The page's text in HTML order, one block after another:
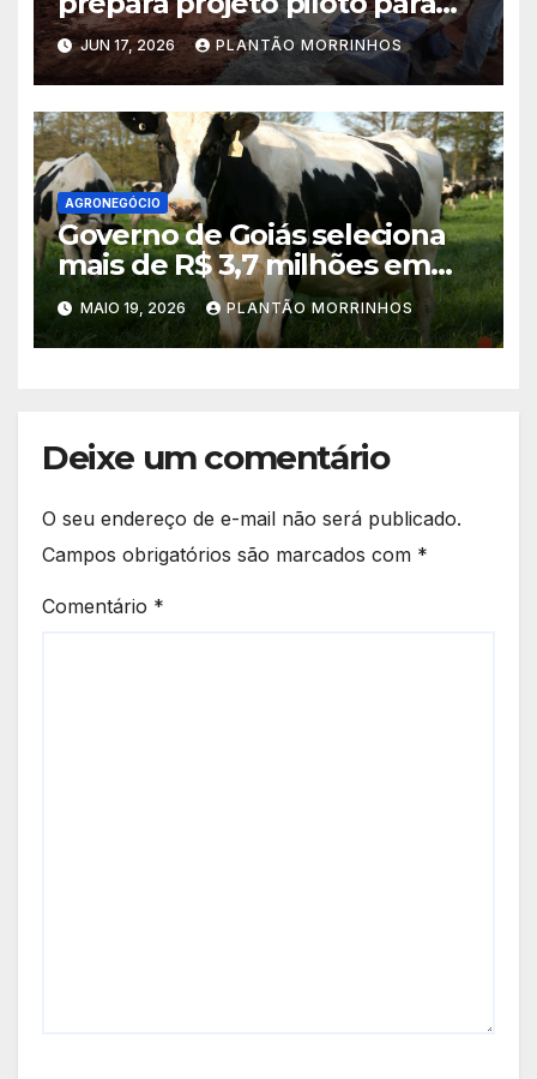
aplicação de solo-cimento em
estradas vicinais
JUN 17, 2026 PLANTÃO MORRINHOS
AGRONEGÓCIO
Governo de Goiás seleciona
mais de R$ 3,7 milhões em
propostas no PAA Leite 2026
MAIO 19, 2026 PLANTÃO MORRINHOS
Deixe um comentário
O seu endereço de e-mail não será publicado.
Campos obrigatórios são marcados com *
Comentário *